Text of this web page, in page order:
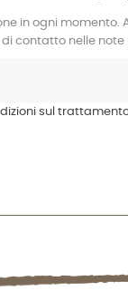
in ogni momento.
di contatto nelle note
sul